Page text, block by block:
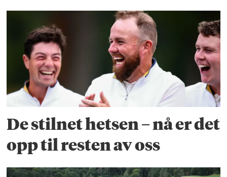
De stilnet hetsen – nå er det
opp til resten av oss